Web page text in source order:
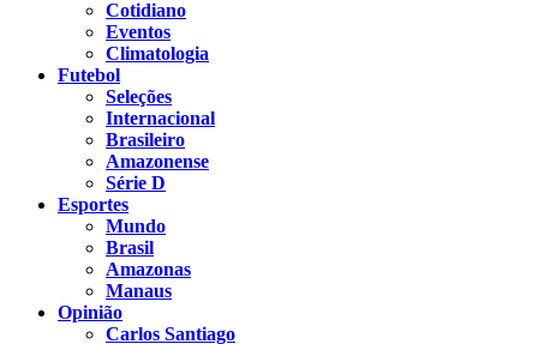
Cotidiano
Eventos
Climatologia
Futebol
Seleções
Internacional
Brasileiro
Amazonense
Série D
Esportes
Mundo
Brasil
Amazonas
Manaus
Opinião
Carlos Santiago